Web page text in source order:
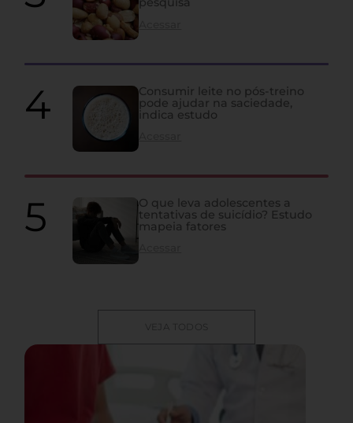
Consumir leite no pós-treino
pode ajudar na saciedade,
indica estudo
O que leva adolescentes a
tentativas de suicídio? Estudo
mapeia fatores
VEJA TODOS